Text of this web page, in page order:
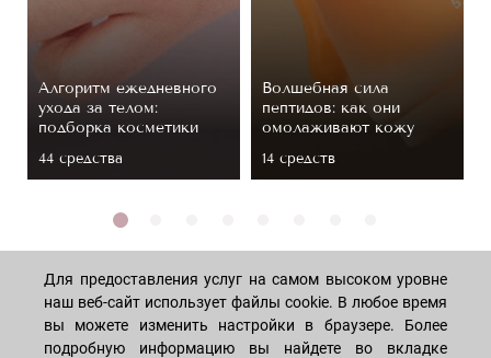
Алгоритм ежедневного
ухода за телом:
подборка косметики
44 средствa
Волшебная сила
пептидов: как они
омолаживают кожу
14 средств
МАГАЗИН
Для предоставления услуг на самом высоком уровне
наш веб-сайт использует файлы cookie. В любое время
вы можете изменить настройки в браузере. Более
подробную информацию вы найдете во вкладке